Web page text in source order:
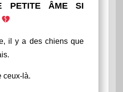
PETITE ÂME SI
il y a des chiens que
ceux-là.